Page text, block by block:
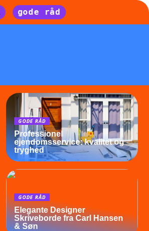
gode råd
GODE RÅD
Professionel
ejendomsservice: kvalitet og
tryghed
GODE RÅD
Elegante Designer
Skriveborde fra Carl Hansen
& Søn